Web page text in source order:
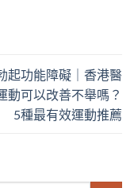
起功能障礙｜香港醫
動可以改善不舉嗎？
5種最有效運動推薦